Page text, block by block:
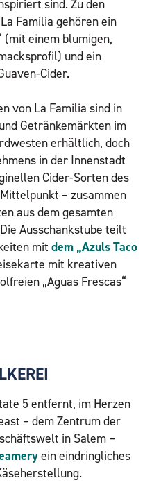
sind. Zu den
Familia gehören ein
(mit einem blumigen,
und ein
Cider.
von La Familia sind in
Getränkemärkten im
erhältlich, doch
in der Innenstadt
Cider-Sorten des
– zusammen
aus dem gesamten
Ausschankstube teilt
mit dem „Azuls Taco
mit kreativen
„Aguas Frescas“
5 entfernt, im Herzen
– dem Zentrum der
in Salem –
ein eindringliches